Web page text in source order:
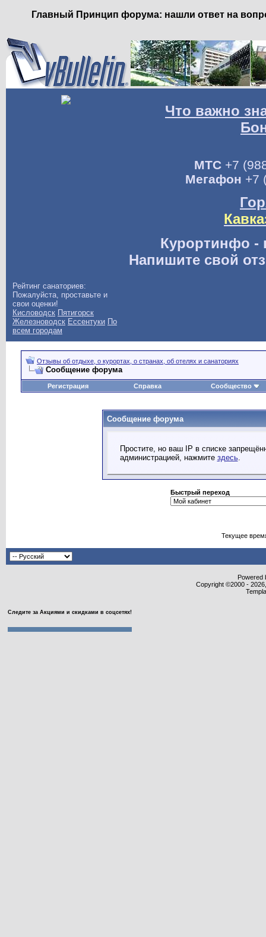
Главный Принцип форума: нашли ответ на
Что важно
МТС+7
Мегафон +7
Курортинфо -
Напишите свой
Рейтинг санаториев:
Пожалуйста, проставьте и
свои оценки!
Кисловодск Пятигорск
Железноводск Ессентуки По
всем городам
Отзывы об отдыхе, о курортах, о странах, об отелях и санаториях
Сообщение форума
Регистрация Справка Сообщество
Сообщение форума
Простите, но ваш IP в списке
администрацией, нажмите здесь.
Быстрый переход
Текущее
Powered
Copyright ©2000 -
Следите за Акциями и скидками в соцсетях!